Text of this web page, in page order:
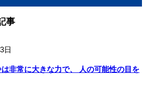
事
日
非常に大きな力で、 人の可能性の目を